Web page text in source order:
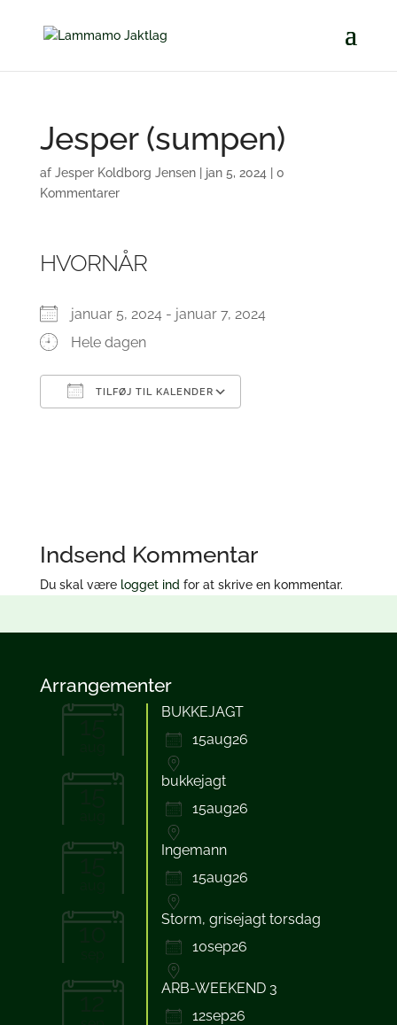
Jesper (sumpen)
af Jesper Koldborg Jensen| jan 5, 2024
0
Kommentarer
HVORNÅR
januar 5, 2024 - januar 7, 2024
Hele dagen
TILFØJ TIL KALENDER
Indsend Kommentar
Du skal være logget ind for at skrive en kommentar.
Arrangementer
15
BUKKEJAGT
15aug26
15
bukkejagt
15aug26
15
Ingemann
15aug26
10
Storm, grisejagt torsdag
10sep26
12
ARB-WEEKEND 3
12sep26